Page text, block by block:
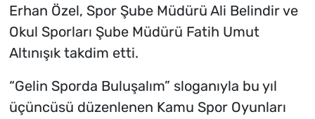
Erhan Özel, Spor Şube Müdürü Ali Belindir ve
Okul Sporları Şube Müdürü Fatih Umut
Altınışık takdim etti.
“Gelin Sporda Buluşalım” sloganıyla bu yıl
üçüncüsü düzenlenen Kamu Spor Oyunları